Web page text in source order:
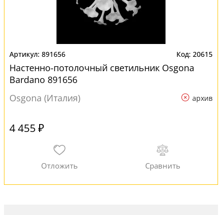
891656 20615
Настенно-потолочный светильник Osgona
Bardano 891656
Osgona (Италия)
архив
4 455 ₽